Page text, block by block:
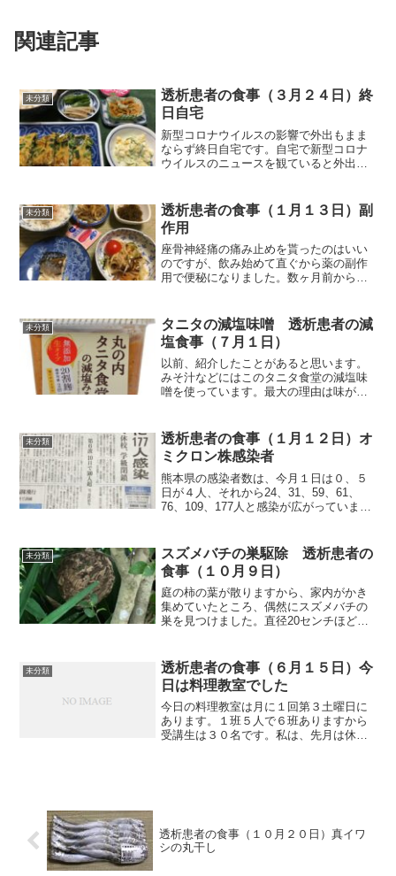
関連記事
未分類
透析患者の食事（３月２４日）終
日自宅
新型コロナウイルスの影響で外出もまま
ならず終日自宅です。自宅で新型コロナ
ウイルスのニュースを観ていると外出す
きです）タンパク質が不足するかなと思
いプロテインゼリーを加え...
未分類
透析患者の食事（１月１３日）副
作用
座骨神経痛の痛み止めを貰ったのはいい
のですが、飲み始めて直ぐから薬の副作
用で便秘になりました。数ヶ月前から、
ところに便秘です。痛み止めを止める
か、そのまま飲み続けて便秘...
未分類
タニタの減塩味噌 透析患者の減
塩食事（７月１日）
以前、紹介したことがあると思います。
みそ汁などにはこのタニタ食堂の減塩味
噌を使っています。最大の理由は味がい
べ続けているからか、この味噌で作った
みそ汁を食べても美味しい...
未分類
透析患者の食事（１月１２日）オ
ミクロン株感染者
熊本県の感染者数は、今月１日は０、５
日が４人、それから24、31、59、61、
76、109、177人と感染が広がっています
いでしょう。また、２月から予定されて
いると...
未分類
スズメバチの巣駆除 透析患者の
食事（１０月９日）
庭の柿の葉が散りますから、家内がかき
集めていたところ、偶然にスズメバチの
巣を見つけました。直径20センチほどの
んで駆除してもらいました。巣を作り始
めて１週間程度経ってい...
未分類
透析患者の食事（６月１５日）今
日は料理教室でした
今日の料理教室は月に１回第３土曜日に
あります。１班５人で６班ありますから
受講生は３０名です。私は、先月は休
透析患者の食事（１０月２０日）真イワ
シの丸干し